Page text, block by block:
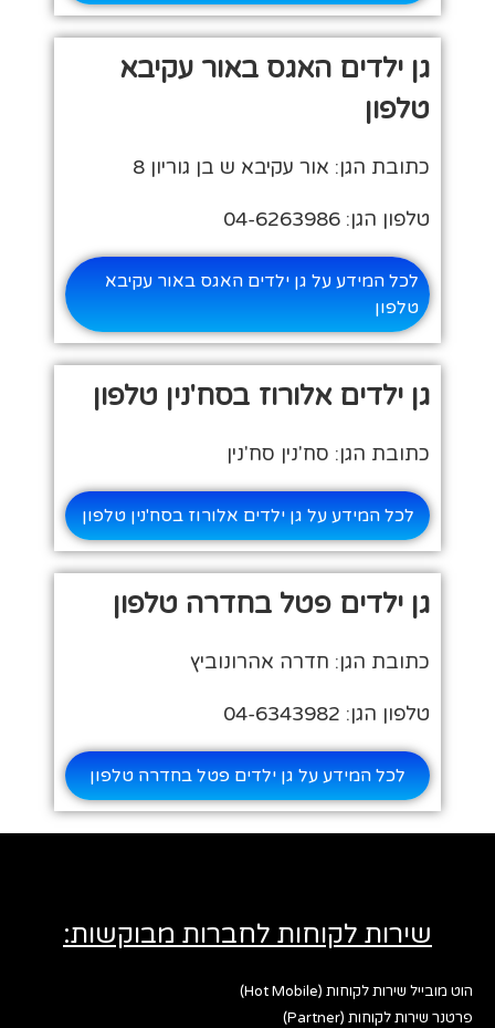
גן ילדים האגס באור עקיבא
טלפון
כתובת הגן: אור עקיבא ש בן גוריון 8
טלפון הגן: 04-6263986
לכל המידע על גן ילדים האגס באור עקיבא
טלפון
גן ילדים אלורוז בסח'נין טלפון
כתובת הגן: סח'נין סח'נין
לכל המידע על גן ילדים אלורוז בסח'נין טלפון
גן ילדים פטל בחדרה טלפון
כתובת הגן: חדרה אהרונוביץ
טלפון הגן: 04-6343982
לכל המידע על גן ילדים פטל בחדרה טלפון
שירות לקוחות לחברות מבוקשות:
הוט מובייל שירות לקוחות (Hot Mobile)
פרטנר שירות לקוחות (Partner)